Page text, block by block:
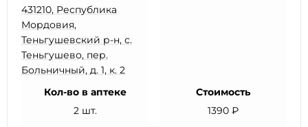
431210, Республика
Мордовия,
Теньгушевский р-н, с.
Теньгушево, пер.
Больничный, д. 1, к. 2
Кол-во в аптеке
2 шт.
Стоимость
1390 ₽